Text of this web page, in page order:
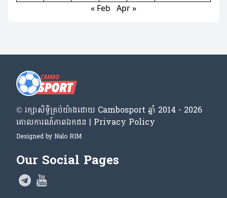
« Feb Apr »
© រក្សា​សិទ្ធិ​គ្រប់​យ៉ាង​ដោយ​ Cambosport ឆ្នាំ 2014 - 2026
គោលការណ៍​ភាព​ឯកជន | Privacy Policy
Designed by Nalo RIM
Our Social Pages